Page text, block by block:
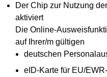
Der Chip zur Nutzung
aktiviert
Die Online-
auf Ihrer/m gültigen
deutschen
eID-Karte für EU/